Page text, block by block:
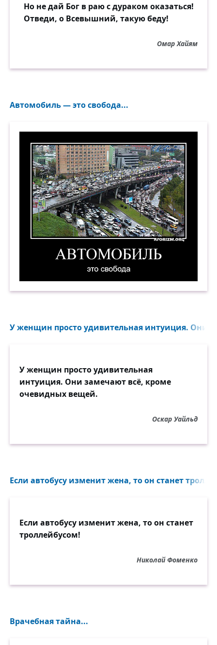
Но не дай Бог в раю с дураком оказаться!
Отведи, о Всевышний, такую беду!
Омар Хайям
Автомобиль — это свобода...
У женщин просто удивительная интуиция. Они
У женщин просто удивительная
интуиция. Они замечают всё, кроме
очевидных вещей.
Оскар Уайльд
Если автобусу изменит жена, то он станет
Если автобусу изменит жена, то он станет
троллейбусом!
Николай Фоменко
Врачебная тайна...